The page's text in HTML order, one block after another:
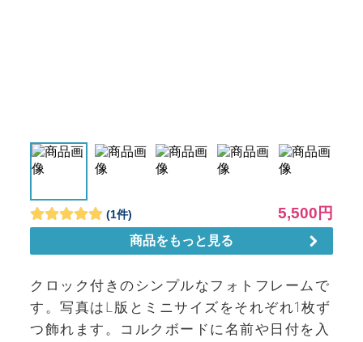
クロック付きのシンプルなフォトフレームで
す。写真はL版とミニサイズをそれぞれ1枚ず
つ飾れます。コルクボードに名前や日付を入